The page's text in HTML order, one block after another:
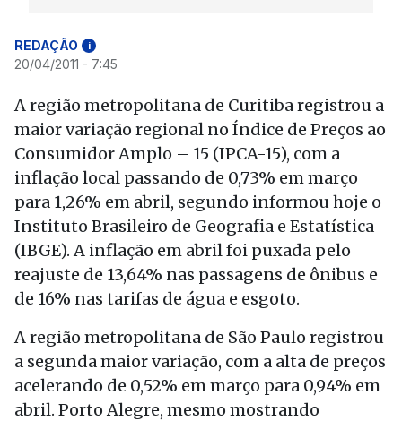
REDAÇÃO i
20/04/2011 - 7:45
A região metropolitana de Curitiba registrou a
maior variação regional no Índice de Preços ao
Consumidor Amplo – 15 (IPCA-15), com a
inflação local passando de 0,73% em março
para 1,26% em abril, segundo informou hoje o
Instituto Brasileiro de Geografia e Estatística
(IBGE). A inflação em abril foi puxada pelo
reajuste de 13,64% nas passagens de ônibus e
de 16% nas tarifas de água e esgoto.
A região metropolitana de São Paulo registrou
a segunda maior variação, com a alta de preços
acelerando de 0,52% em março para 0,94% em
abril. Porto Alegre, mesmo mostrando